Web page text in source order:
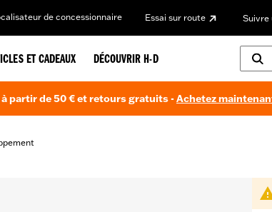
de concessionnaire Essai sur route Suivre
ET CADEAUX DÉCOUVRIR H-D
partir de 50 € et retours gratuits -Achetez